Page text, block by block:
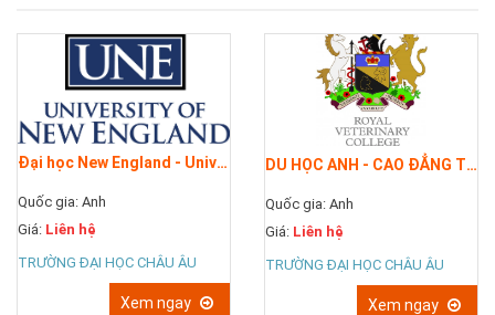
Đại học New England - University of New England (...
Quốc gia: Anh
Giá: Liên hệ
TRƯỜNG ĐẠI HỌC CHÂU ÂU
Xem ngay
DU HỌC ANH - CAO ĐẲNG THÚ Ý HOÀNG GIA...
Quốc gia: Anh
Giá: Liên hệ
TRƯỜNG ĐẠI HỌC CHÂU ÂU
Xem ngay